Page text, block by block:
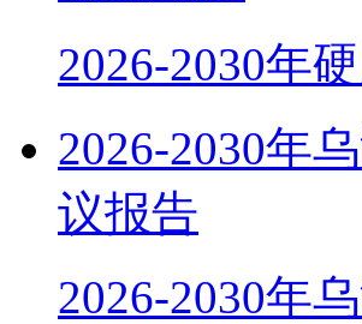
2026-2030年
2026-2030年
议报告
2026-2030年